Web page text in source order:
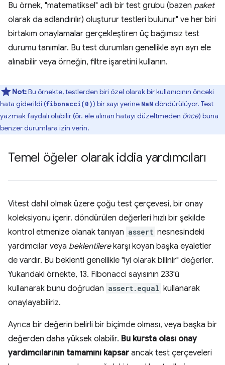
Bu örnek, "matematiksel" adlı bir test grubu (bazen paket
olarak da adlandırılır) oluşturur testleri bulunur" ve her biri
birtakım onaylamalar gerçekleştiren üç bağımsız test
durumu tanımlar. Bu test durumları genellikle ayrı ayrı ele
alınabilir veya örneğin, filtre işaretini kullanın.
Not:Bu örnekte, testlerden biri özel olarak bir kullanıcının önceki
hata giderildi (fibonacci(0)) bir sayı yerine NaN döndürülüyor. Test
yazmak faydalı olabilir (ör. ele alınan hatayı düzeltmeden önce) buna
benzer durumlara izin verin.
Temel öğeler olarak iddia yardımcıları
Vitest dahil olmak üzere çoğu test çerçevesi, bir onay
koleksiyonu içerir. döndürülen değerleri hızlı bir şekilde
kontrol etmenize olanak tanıyan assert nesnesindeki
yardımcılar veya beklentilerekarşı koyan başka eyaletler
de vardır. Bu beklenti genellikle "iyi olarak bilinir" değerler.
Yukarıdaki örnekte, 13. Fibonacci sayısının 233'ü
kullanarak bunu doğrudan assert.equal kullanarak
onaylayabiliriz.
Ayrıca bir değerin belirli bir biçimde olması, veya başka bir
değerden daha yüksek olabilir. Bu kursta olası onay
yardımcılarının tamamını kapsar ancak test çerçeveleri